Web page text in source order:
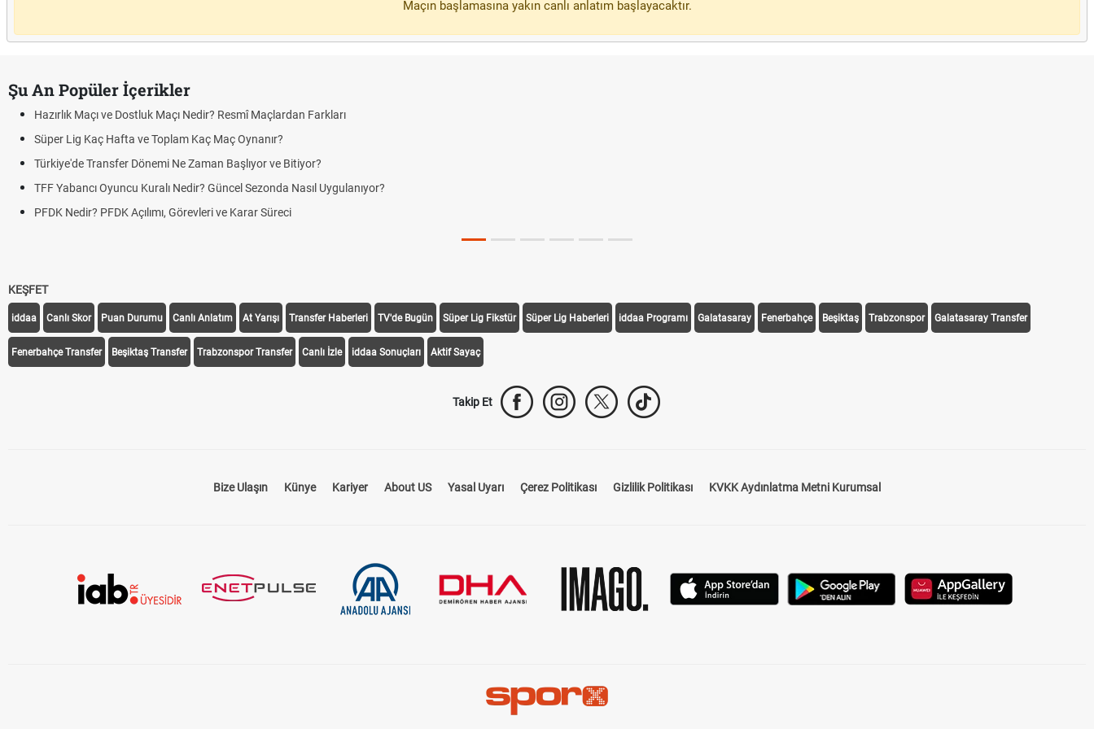
Maçın başlamasına yakın canlı anlatım başlayacaktır.
Şu An Popüler İçerikler
Hazırlık Maçı ve Dostluk Maçı Nedir? Resmî Maçlardan Farkları
Süper Lig Kaç Hafta ve Toplam Kaç Maç Oynanır?
Türkiye'de Transfer Dönemi Ne Zaman Başlıyor ve Bitiyor?
TFF Yabancı Oyuncu Kuralı Nedir? Güncel Sezonda Nasıl Uygulanıyor?
PFDK Nedir? PFDK Açılımı, Görevleri ve Karar Süreci
KEŞFET
iddaa Canlı Skor Puan Durumu Canlı Anlatım At Yarışı Transfer Haberleri TV'de Bugün Süper Lig Fikstür Süper Lig Haberleri iddaa Programı Galatasaray Fenerbahçe Beşiktaş Trabzonspor Galatasaray Transfer
Fenerbahçe Transfer Beşiktaş Transfer Trabzonspor Transfer Canlı İzle iddaa Sonuçları Aktif Sayaç
Takip Et
Bize Ulaşın Künye Kariyer About US Yasal Uyarı Çerez Politikası Gizlilik Politikası KVKK Aydınlatma Metni Kurumsal